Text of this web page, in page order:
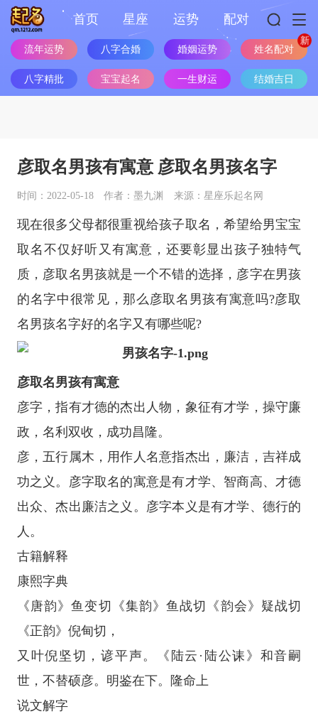
首页 星座 运势 配对
流年运势 八字合婚 婚姻运势 姓名配对
八字精批 宝宝起名 一生财运 结婚吉日
彦取名男孩有寓意 彦取名男孩名字
时间：2022-05-18 作者：墨九渊 来源：星座乐起名网
现在很多父母都很重视给孩子取名，希望给男宝宝
取名不仅好听又有寓意，还要彰显出孩子独特气
质，彦取名男孩就是一个不错的选择，彦字在男孩
的名字中很常见，那么彦取名男孩有寓意吗?彦取
名男孩名字好的名字又有哪些呢?
彦取名男孩有寓意
彦字，指有才德的杰出人物，象征有才学，操守廉
政，名利双收，成功昌隆。
彦，五行属木，用作人名意指杰出，廉洁，吉祥成
功之义。彦字取名的寓意是有才学、智商高、才德
出众、杰出廉洁之义。彦字本义是有才学、德行的
人。
古籍解释
康熙字典
《唐韵》鱼变切《集韵》鱼战切《韵会》疑战切
《正韵》倪甸切，
又叶倪坚切，谚平声。《陆云·陆公诔》和音嗣
世，不替硕彦。明鉴在下。隆命上
说文解字